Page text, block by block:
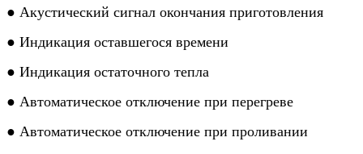
● Акустический сигнал окончания приготовления
● Индикация оставшегося времени
● Индикация остаточного тепла
● Автоматическое отключение при перегреве
● Автоматическое отключение при проливании